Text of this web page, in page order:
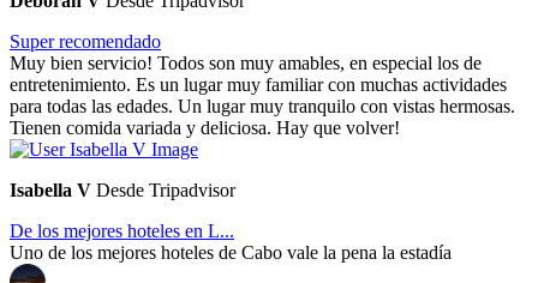
Super recomendado
Muy bien servicio! Todos son muy amables, en especial los de
entretenimiento. Es un lugar muy familiar con muchas actividades
para todas las edades. Un lugar muy tranquilo con vistas hermosas.
Tienen comida variada y deliciosa. Hay que volver!
Isabella V Desde Tripadvisor
De los mejores hoteles en L...
Uno de los mejores hoteles de Cabo vale la pena la estadía